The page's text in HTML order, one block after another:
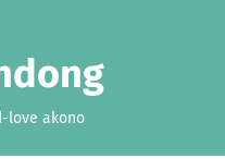
love akono